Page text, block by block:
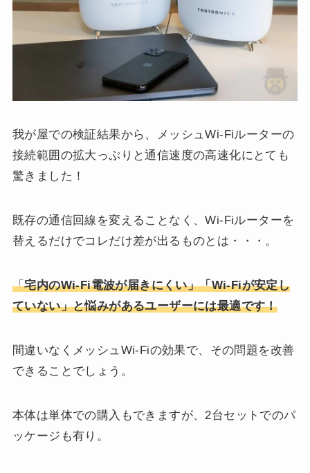
我が屋での検証結果から、メッシュWi-Fiルーターの
接続範囲の拡大っぷりと通信速度の高速化にとても
驚きました！
既存の通信回線を変えることなく、Wi-Fiルーターを
替えるだけでコレだけ差が出るものとは・・・。
「宅内のWi-Fi電波が届きにくい」「Wi-Fiが安定し
ていない」と悩みがあるユーザーには最適です！
間違いなくメッシュWi-Fiの効果で、その問題を改善
できることでしょう。
本体は単体での購入もできますが、2台セットでのパ
ッケージも有り。